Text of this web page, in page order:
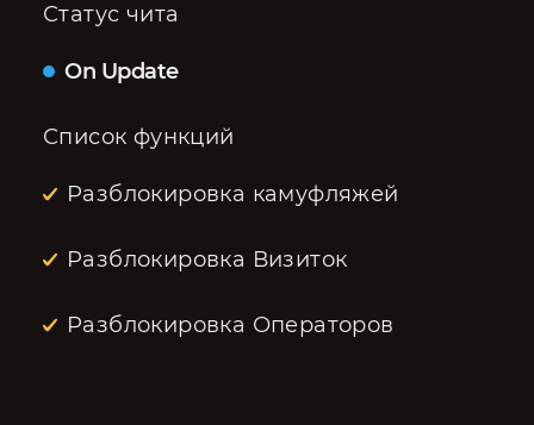
Статус чита
On Update
Список функций
Разблокировка камуфляжей
Разблокировка Визиток
Разблокировка Операторов